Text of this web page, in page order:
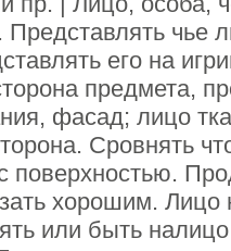
Представлять
его на
предмета,
фасад; лицо
Сровнять
поверхностью.
хорошим. Лицо
или быть